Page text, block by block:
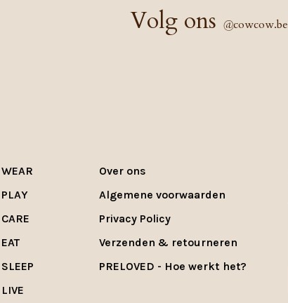
Volg ons @cowcow.be
WEAR
PLAY
CARE
EAT
SLEEP
LIVE
Over ons
Algemene voorwaarden
Privacy Policy
Verzenden & retourneren
PRELOVED - Hoe werkt het?